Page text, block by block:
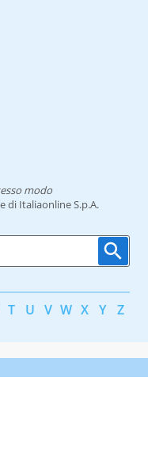
modo
di Italiaonline S.p.A.
T U V W X Y Z